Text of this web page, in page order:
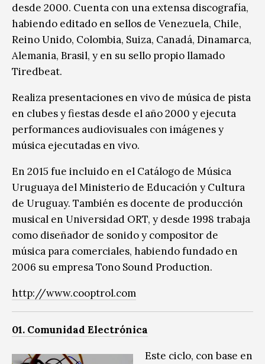
desde 2000. Cuenta con una extensa discografía,
habiendo editado en sellos de Venezuela, Chile,
Reino Unido, Colombia, Suiza, Canadá, Dinamarca,
Alemania, Brasil, y en su sello propio llamado
Tiredbeat.
Realiza presentaciones en vivo de música de pista
en clubes y fiestas desde el año 2000 y ejecuta
performances audiovisuales con imágenes y
música ejecutadas en vivo.
En 2015 fue incluido en el Catálogo de Música
Uruguaya del Ministerio de Educación y Cultura
de Uruguay. También es docente de producción
musical en Universidad ORT, y desde 1998 trabaja
como diseñador de sonido y compositor de
música para comerciales, habiendo fundado en
2006 su empresa Tono Sound Production.
http://www.cooptrol.com
01. Comunidad Electrónica
Este ciclo, con base en